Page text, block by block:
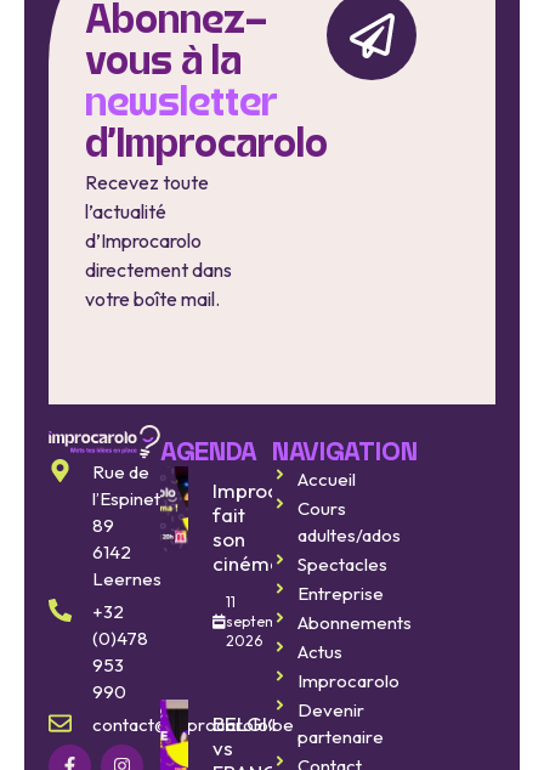
Abonnez-
vous à la
newsletter
d'Improcarolo
Recevez toute
l’actualité
d’Improcarolo
directement dans
votre boîte mail.
Rue de
l’Espinette
89
6142
Leernes
+32
(0)478
953
990
contact@improcarolo.be
AGENDA
Improcarolo
fait
son
cinéma
11
septembre
2026
BELGIQUE
vs
NAVIGATION
Accueil
Cours
adultes/ados
Spectacles
Entreprise
Abonnements
Actus
Improcarolo
Devenir
partenaire